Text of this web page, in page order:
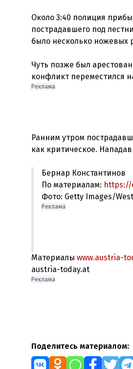
Около 3:40 полиция
пострадавшего под
было несколько ножевых
Чуть позже был
Реклама
Ранним утром
Бернар Константинов
По материалам: https://
Фото: Getty Images/
Реклама
Материалы www.austria-
austria-today.at
Реклама
Поделитесь материалом: